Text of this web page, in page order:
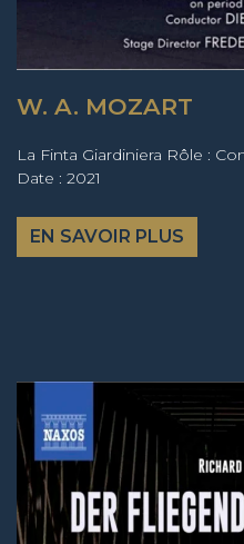
W. A. MOZART
La Finta Giardiniera Rôle :
Date : 2021
EN SAVOIR PLUS